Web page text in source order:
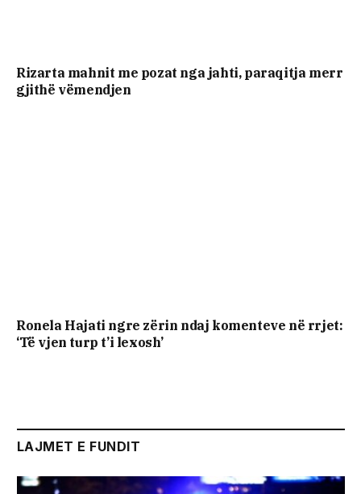
Rizarta mahnit me pozat nga jahti, paraqitja merr
gjithë vëmendjen
Ronela Hajati ngre zërin ndaj komenteve në rrjet:
‘Të vjen turp t’i lexosh’
LAJMET E FUNDIT